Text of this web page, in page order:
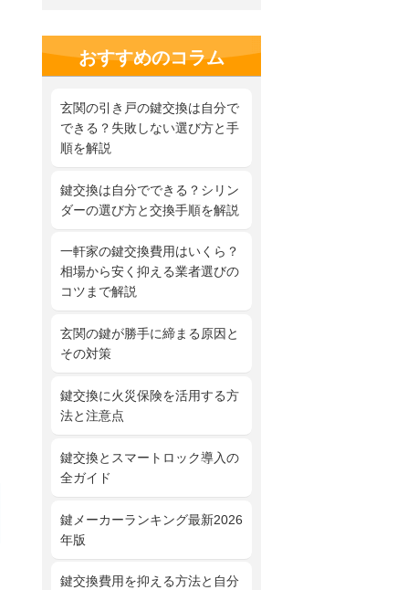
おすすめのコラム
玄関の引き戸の鍵交換は自分で
できる？失敗しない選び方と手
順を解説
鍵交換は自分でできる？シリン
ダーの選び方と交換手順を解説
一軒家の鍵交換費用はいくら？
相場から安く抑える業者選びの
コツまで解説
玄関の鍵が勝手に締まる原因と
その対策
鍵交換に火災保険を活用する方
法と注意点
鍵交換とスマートロック導入の
全ガイド
鍵メーカーランキング最新2026
年版
鍵交換費用を抑える方法と自分